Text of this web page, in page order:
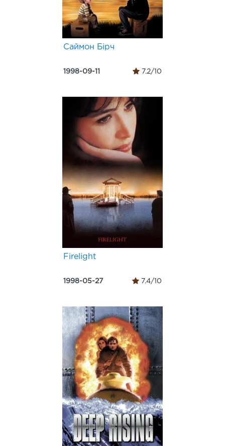
Саймон Бірч
1998-09-11 7.2/10
Firelight
1998-05-27 7.4/10